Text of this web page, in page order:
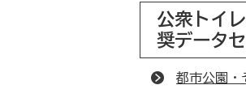
公衆トイ
奨データセ
都市公園・